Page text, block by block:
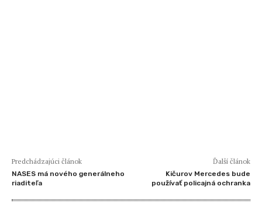
Predchádzajúci článok
NASES má nového generálneho
riaditeľa
Ďalší článok
Kičurov Mercedes bude
používať policajná ochranka